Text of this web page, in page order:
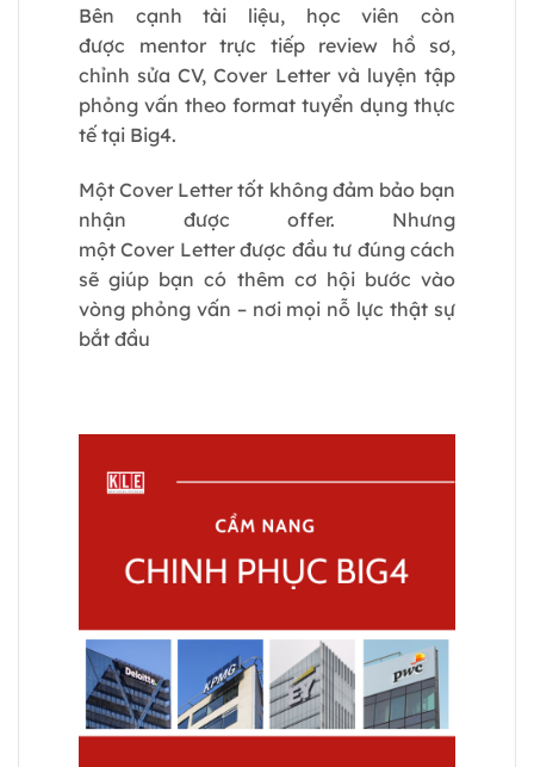
Bên cạnh tài liệu, học viên còn
được mentor trực tiếp review hồ sơ,
chỉnh sửa CV, Cover Letter và luyện tập
phỏng vấn theo format tuyển dụng thực
tế tại Big4.
Một Cover Letter tốt không đảm bảo bạn
nhận được offer. Nhưng
một Cover Letter được đầu tư đúng cách
sẽ giúp bạn có thêm cơ hội bước vào
vòng phỏng vấn – nơi mọi nỗ lực thật sự
bắt đầu